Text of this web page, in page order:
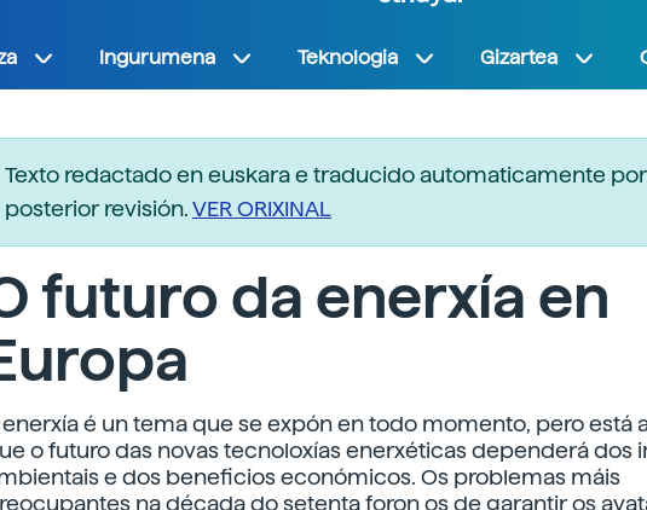
Ingurumena Teknologia Gizartea
Texto redactado en euskara e traducido automaticamente por
posterior revisión.VER ORIXINAL
futuro da enerxía en
enerxía é un tema que se expón en todo momento, pero está
o futuro das novas tecnoloxías enerxéticas dependerá dos
e dos beneficios económicos. Os problemas máis
na década do setenta foron os de garantir os